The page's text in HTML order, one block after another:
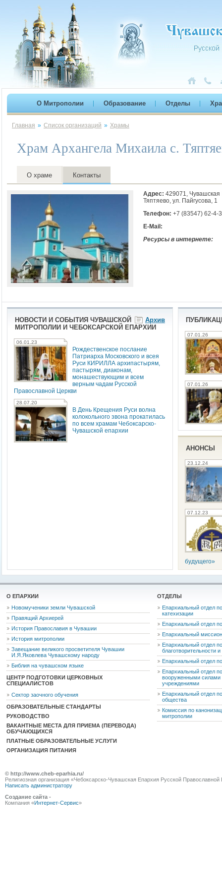
О Митрополии Образование Отделы
Главная » Список организаций » Храмы
Храм Архангела Михаила с.
О храме Контакты
Адрес: 429071, Чувашская
Тяптяево, ул. Пайгусова, 1
Телефон: +7 (83547) 62-4-
E-Mail:
Ресурсы в интернете:
Архив
НОВОСТИ И СОБЫТИЯ ЧУВАШСКОЙ
МИТРОПОЛИИ И ЧЕБОКСАРСКОЙ ЕПАРХИИ
06.01.23
Рождественское послание
Патриарха Московского и всея
Руси КИРИЛЛА архипастырям,
пастырям, диаконам,
монашествующим и всем
верным чадам Русской
Православной Церкви
28.07.20
В День Крещения Руси волна
колокольного звона прокатилась
по всем храмам Чебоксарско-
Чувашской епархии
07.01.26
07.01.26
АНОНСЫ
23.12.24
07.12.23
будущего»
О ЕПАРХИИ
Новомученики земли Чувашской
Правящий Архиерей
История Православия в Чувашии
История митрополии
Завещание великого просветителя Чувашии
И.Я.Яковлева Чувашскому народу
Библия на чувашском языке
ЦЕНТР ПОДГОТОВКИ ЦЕРКОВНЫХ
СПЕЦИАЛИСТОВ
Сектор заочного обучения
ОБРАЗОВАТЕЛЬНЫЕ СТАНДАРТЫ
РУКОВОДСТВО
ВАКАНТНЫЕ МЕСТА ДЛЯ ПРИЕМА (ПЕРЕВОДА)
ОБУЧАЮЩИХСЯ
ПЛАТНЫЕ ОБРАЗОВАТЕЛЬНЫЕ УСЛУГИ
ОРГАНИЗАЦИЯ ПИТАНИЯ
ОТДЕЛЫ
Епархиальный отдел
катехизации
Епархиальный отдел
Епархиальный
Епархиальный отдел
благотворительности
Епархиальный отдел
Епархиальный отдел
вооруженными силами
учреждениями
Епархиальный отдел
общества
Комиссия по
митрополии
© http://www.cheb-eparhia.ru/
Религиозная организация «Чебоксарско-Чувашская Епархия Русской
Написать администратору
Создание сайта -
Компания «Интернет-Сервис»